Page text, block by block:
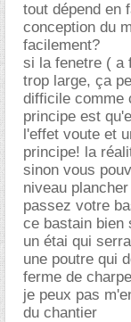
tout dépend en
conception du
facilement?
si la fenetre ( a
trop large, ça
difficile comme
principe est
l'effet voute et
principe! la
sinon vous
niveau
passez votre
ce bastain bien
un étai qui
une poutre qui
ferme de
je peux pas
du chantier